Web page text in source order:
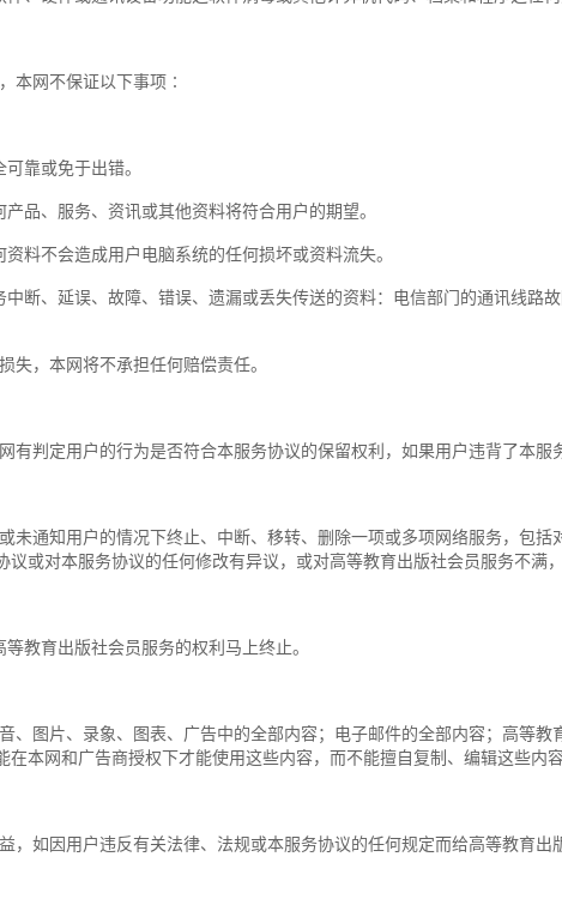
本网不保证以下事项∶
靠或免于出错。
、服务、资讯或其他资料将符合用户的期望。
不会造成用户电脑系统的任何损坏或资料流失。
、延误、故障、错误、遗漏或丢失传送的资料：电信部门的通讯线路故
，本网将不承担任何赔偿责任。
定用户的行为是否符合本服务协议的保留权利，如果用户违背了本服
知用户的情况下终止、中断、移转、删除一项或多项网络服务，包括
或对本服务协议的任何修改有异议，或对高等教育出版社会员服务不满
育出版社会员服务的权利马上终止。
片、录象、图表、广告中的全部内容；电子邮件的全部内容；高等教
本网和广告商授权下才能使用这些内容，而不能擅自复制、编辑这些内
因用户违反有关法律、法规或本服务协议的任何规定而给高等教育出